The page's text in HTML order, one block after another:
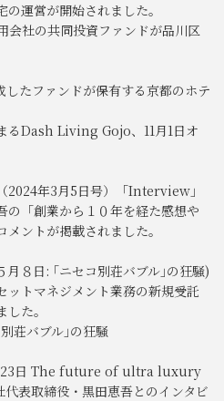
運営が開始されました。
社の共同投資ファンドが品川区
したファンドが保有する京都のホテ
るDash Living Gojo、11月1日オ
2024年3月5日号）「Interview」
の「創業から１０年を経た感想や
ントが掲載されました。
８日: ｢ニセコ別荘バブル｣の狂騒)
ットマネジメント業務の新規受託
た。
荘バブル｣の狂騒
23日 The future of ultra luxury
表取締役・黒田恵吾とのインタビ